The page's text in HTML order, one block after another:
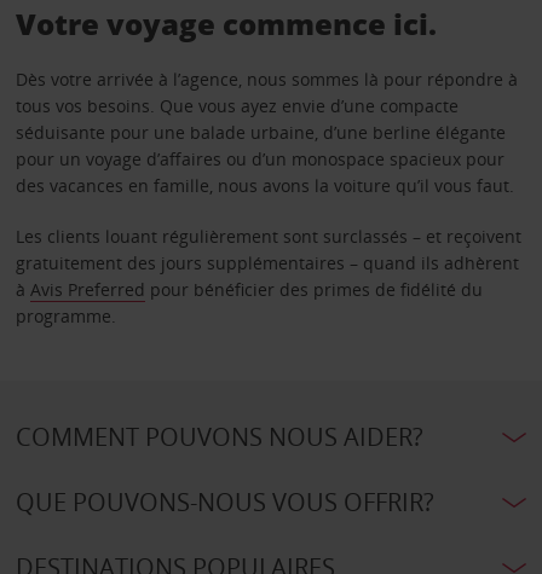
Votre voyage commence ici.
Dès votre arrivée à l’agence, nous sommes là pour répondre à
tous vos besoins. Que vous ayez envie d’une compacte
séduisante pour une balade urbaine, d’une berline élégante
pour un voyage d’affaires ou d’un monospace spacieux pour
des vacances en famille, nous avons la voiture qu’il vous faut.
Les clients louant régulièrement sont surclassés – et reçoivent
gratuitement des jours supplémentaires – quand ils adhèrent
à Avis Preferred pour bénéficier des primes de fidélité du
programme.
COMMENT POUVONS NOUS AIDER?
QUE POUVONS-NOUS VOUS OFFRIR?
DESTINATIONS POPULAIRES